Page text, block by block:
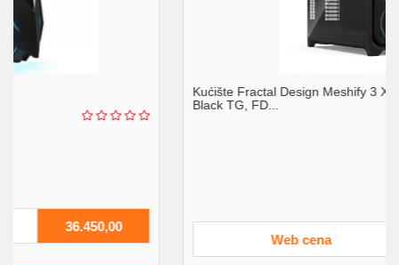
Kućište Fractal Design Meshify 3 XL Ambience Pro RGB
Web cena 34.430,00